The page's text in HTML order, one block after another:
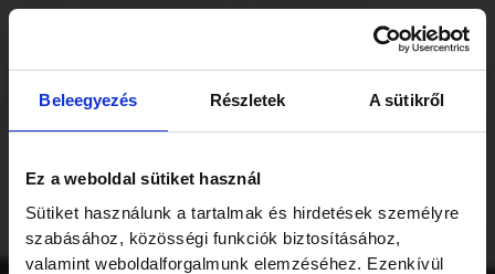
Beleegyezés Részletek A sütikről
Ez a weboldal sütiket használ
Sütiket használunk a tartalmak és hirdetések személyre
szabásához, közösségi funkciók biztosításához,
valamint weboldalforgalmunk elemzéséhez. Ezenkívül
Skip
content
Kövessen minket